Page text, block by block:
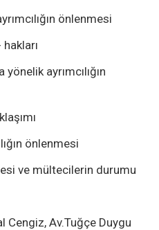
önlenmesi
ayrımcılığın
önlenmesi
ve mültecilerin durumu
Cengiz, Av.Tuğçe Duygu